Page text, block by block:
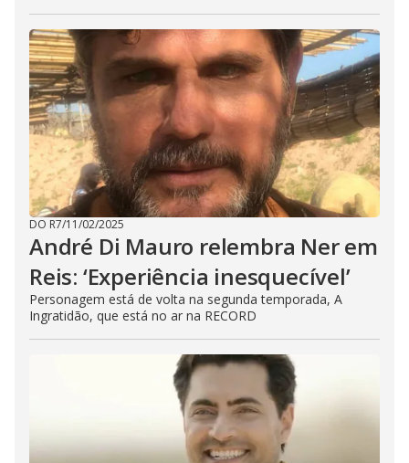
DO R7/11/02/2025
André Di Mauro relembra Ner em
Reis: ‘Experiência inesquecível’
Personagem está de volta na segunda temporada, A
Ingratidão, que está no ar na RECORD